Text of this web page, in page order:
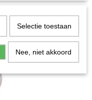
Selectie toestaan
Nee, niet akkoord